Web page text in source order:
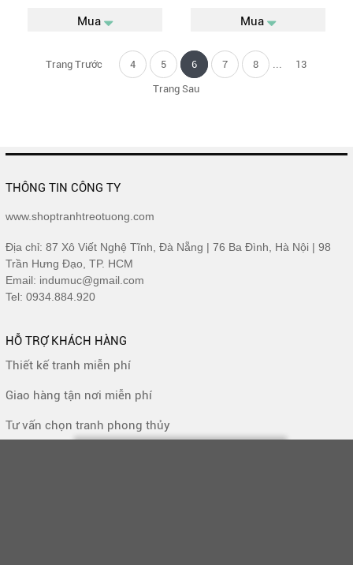
Mua Mua
Trang Trước 4 5 6 7 8 13
Trang Sau
THÔNG TIN CÔNG TY
www.shoptranhtreotuong.com
Địa chỉ: 87 Xô Viết Nghệ Tĩnh, Đà Nẵng | 76 Ba Đình, Hà Nội | 98
Trần Hưng Đạo, TP. HCM
Email: indumuc@gmail.com
Tel: 0934.884.920
HỖ TRỢ KHÁCH HÀNG
Thiết kế tranh miễn phí
Giao hàng tận nơi miễn phí
Tư vấn chọn tranh phong thủy